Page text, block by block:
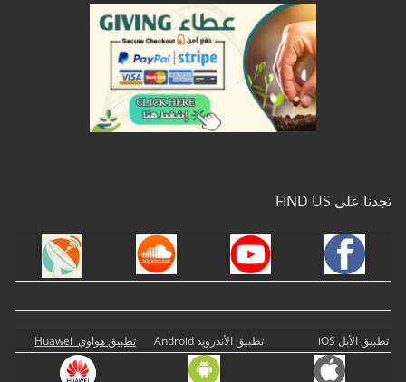
تجدنا على FIND US
تطبيق الأبل iOS تطبيق الأندرويد Android تطبيق هواوي Huawei